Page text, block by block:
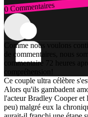
0 Commentaires
Connexion
Comme nous voulons
de commentaires, nous
commentaire 72 heures
compréhension!
Ce couple ultra célèbre
Alors qu'ils gambadent
l'acteur Bradley Cooper
peu) malgré eux la